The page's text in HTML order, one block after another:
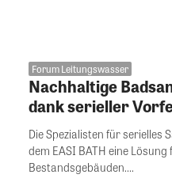
Forum Leitungswasser
Nachhaltige
dank serieller
Die Spezialisten für serielles
dem EASI BATH eine
Bestandsgebäuden....